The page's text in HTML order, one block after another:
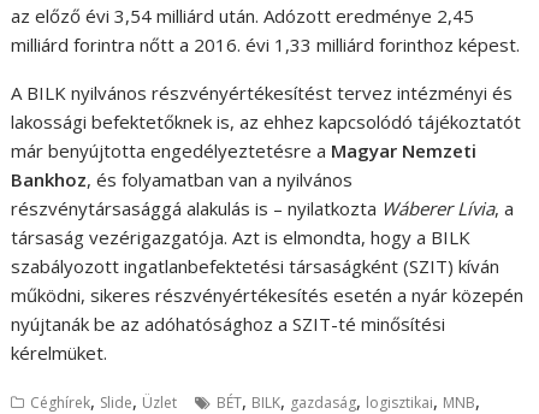
az előző évi 3,54 milliárd után. Adózott eredménye 2,45
milliárd forintra nőtt a 2016. évi 1,33 milliárd forinthoz képest.
A BILK nyilvános részvényértékesítést tervez intézményi és
lakossági befektetőknek is, az ehhez kapcsolódó tájékoztatót
már benyújtotta engedélyeztetésre a Magyar Nemzeti
Bankhoz, és folyamatban van a nyilvános
részvénytársasággá alakulás is – nyilatkozta Wáberer Lívia, a
társaság vezérigazgatója. Azt is elmondta, hogy a BILK
szabályozott ingatlanbefektetési társaságként (SZIT) kíván
működni, sikeres részvényértékesítés esetén a nyár közepén
nyújtanák be az adóhatósághoz a SZIT-té minősítési
kérelmüket.
Céghírek, Slide, Üzlet BÉT, BILK, gazdaság, logisztikai, MNB,